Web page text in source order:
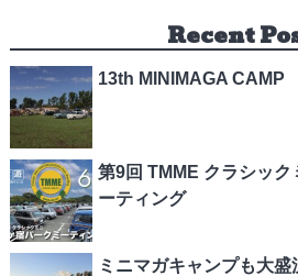
Recent
13th MINIMAGA CAMP
第9回 TMME クラシック
ーティング
ミニマガキャンプも大盛